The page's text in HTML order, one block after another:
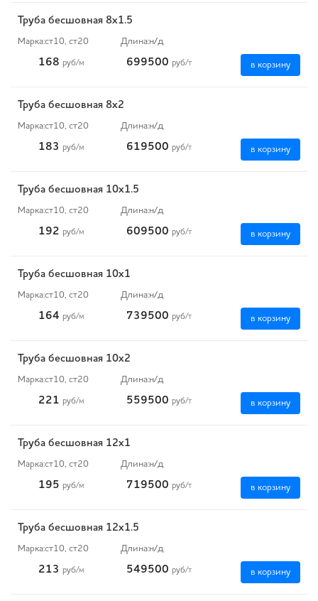
Труба бесшовная 8х1.5
Марка:ст10, ст20 Длина:н/д
168 руб/м 699500 руб/т в корзину
Труба бесшовная 8х2
Марка:ст10, ст20 Длина:н/д
183 руб/м 619500 руб/т в корзину
Труба бесшовная 10х1.5
Марка:ст10, ст20 Длина:н/д
192 руб/м 609500 руб/т в корзину
Труба бесшовная 10х1
Марка:ст10, ст20 Длина:н/д
164 руб/м 739500 руб/т в корзину
Труба бесшовная 10х2
Марка:ст10, ст20 Длина:н/д
221 руб/м 559500 руб/т в корзину
Труба бесшовная 12х1
Марка:ст10, ст20 Длина:н/д
195 руб/м 719500 руб/т в корзину
Труба бесшовная 12х1.5
Марка:ст10, ст20 Длина:н/д
213 руб/м 549500 руб/т в корзину